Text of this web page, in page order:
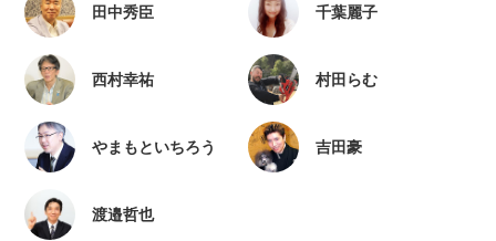
田中秀臣 千葉麗子
西村幸祐 村田らむ
やまもといちろう 吉田豪
渡邉哲也